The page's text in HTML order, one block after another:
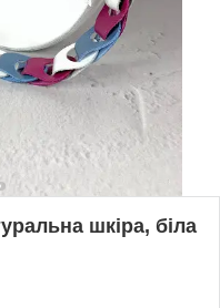
шкіра, біла